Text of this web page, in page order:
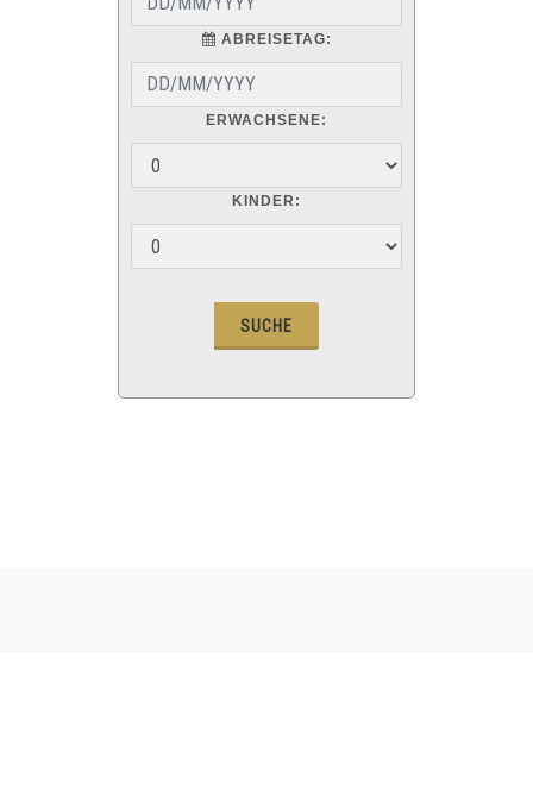
ABREISETAG:
ERWACHSENE:
KINDER: